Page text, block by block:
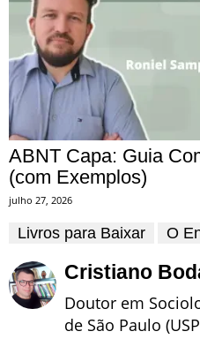
ABNT Capa: Guia
(com Exemplos)
julho 27, 2026
Livros para Baixar O
Cristiano
Doutor em
de São Paulo